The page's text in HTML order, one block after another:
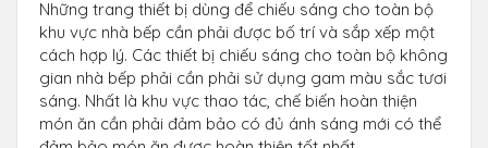
Những trang thiết bị dùng để chiếu sáng cho toàn bộ
khu vực nhà bếp cần phải được bố trí và sắp xếp một
cách hợp lý. Các thiết bị chiếu sáng cho toàn bộ không
gian nhà bếp phải cần phải sử dụng gam màu sắc tươi
sáng. Nhất là khu vực thao tác, chế biến hoàn thiện
món ăn cần phải đảm bảo có đủ ánh sáng mới có thể